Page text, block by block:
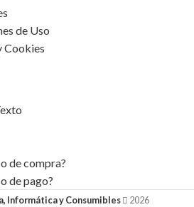
de Uso
Cookies
de compra?
de pago?
Informática y Consumibles 2026